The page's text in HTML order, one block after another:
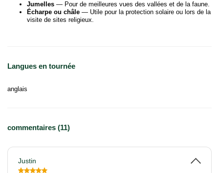
Jumelles — Pour de meilleures vues des vallées et de la faune.
Écharpe ou châle — Utile pour la protection solaire ou lors de la
visite de sites religieux.
Langues en tournée
anglais
commentaires (11)
Justin